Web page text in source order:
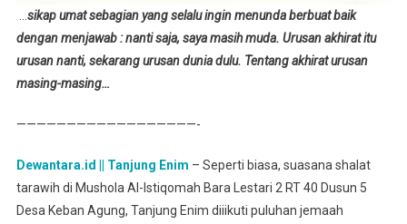
sikap umat sebagian yang selalu ingin menunda berbuat baik
dengan menjawab : nanti saja, saya masih muda. Urusan akhirat itu
urusan nanti, sekarang urusan dunia dulu. Tentang akhirat urusan
masing-masing…
——————————————————-
Dewantara.id || Tanjung Enim – Seperti biasa, suasana shalat
tarawih di Mushola Al-Istiqomah Bara Lestari 2 RT 40 Dusun 5
Desa Keban Agung, Tanjung Enim diiikuti puluhan jemaah